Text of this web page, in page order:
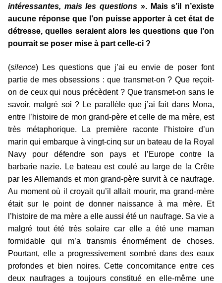
intéressantes, mais les questions ». Mais s’il n’existe
aucune réponse que l’on puisse apporter à cet état de
détresse, quelles seraient alors les questions que l’on
pourrait se poser mise à part celle-ci ?
(silence) Les questions que j’ai eu envie de poser font
partie de mes obsessions : que transmet-on ? Que reçoit-
on de ceux qui nous précèdent ? Que transmet-on sans le
savoir, malgré soi ? Le parallèle que j’ai fait dans Mona,
entre l’histoire de mon grand-père et celle de ma mère, est
très métaphorique. La première raconte l’histoire d’un
marin qui embarque à vingt-cinq sur un bateau de la Royal
Navy pour défendre son pays et l’Europe contre la
barbarie nazie. Le bateau est coulé au large de la Crête
par les Allemands et mon grand-père survit à ce naufrage.
Au moment où il croyait qu’il allait mourir, ma grand-mère
était sur le point de donner naissance à ma mère. Et
l’histoire de ma mère a elle aussi été un naufrage. Sa vie a
malgré tout été très solaire car elle a été une maman
formidable qui m’a transmis énormément de choses.
Pourtant, elle a progressivement sombré dans des eaux
profondes et bien noires. Cette concomitance entre ces
deux naufrages a toujours constitué en elle-même une